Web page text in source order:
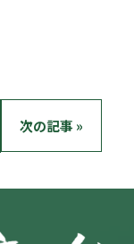
次の記事 »